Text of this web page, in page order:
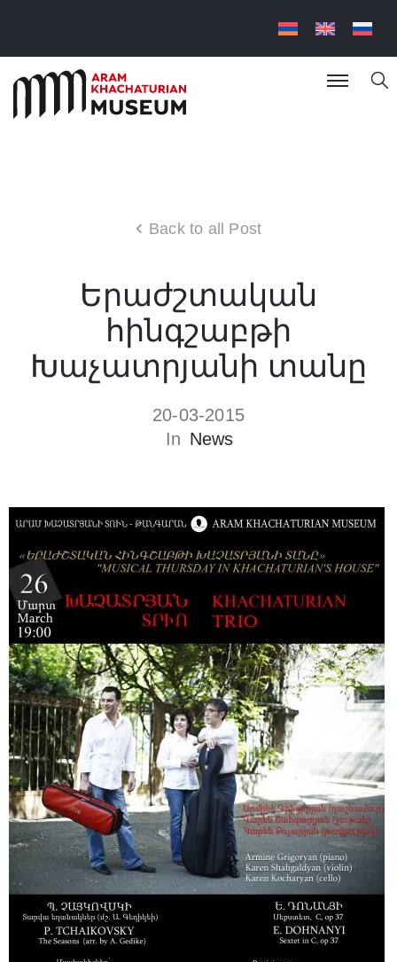
Back to all Post
Երաժշտական
հինգշաբթի
Խաչատրյանի տանը
20-03-2015
In News